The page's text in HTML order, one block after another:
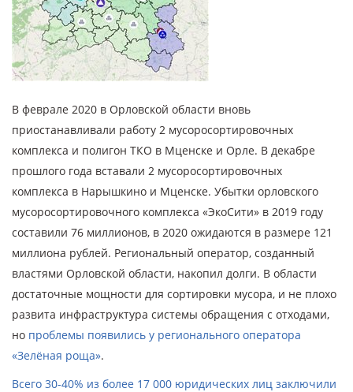
В феврале 2020 в Орловской области вновь
приостанавливали работу 2 мусоросортировочных
комплекса и полигон ТКО в Мценске и Орле. В декабре
прошлого года вставали 2 мусоросортировочных
комплекса в Нарышкино и Мценске. Убытки орловского
мусоросортировочного комплекса «ЭкоСити» в 2019 году
составили 76 миллионов, в 2020 ожидаются в размере 121
миллиона рублей. Региональный оператор, созданный
властями Орловской области, накопил долги. В области
достаточные мощности для сортировки мусора, и не плохо
развита инфраструктура системы обращения с отходами,
но проблемы появились у регионального оператора
«Зелёная роща».
Всего 30-40% из более 17 000 юридических лиц заключили